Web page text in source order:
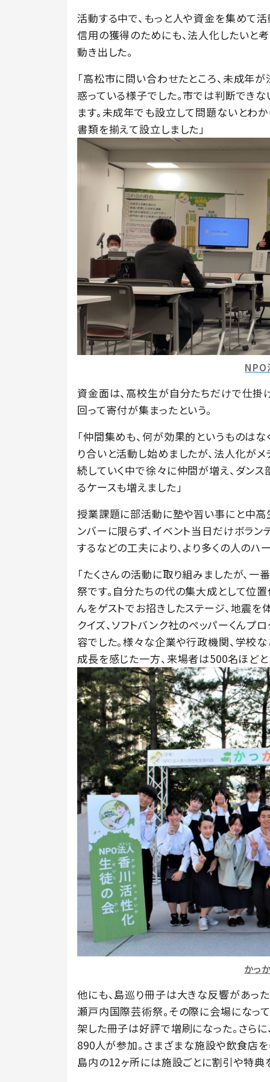
活動する中で、もっと人や資金を集めて
信用の獲得のためにも、法人化したいと
動き出した。
「高松市に問い合わせたところ、未成年
惑っている様子でした。市では判断でき
ます。未成年でも設立して問題ないとわ
書類を揃えて設立しました」
NPO
資金面は、高校生が自分たちだけで仕掛
回って寄付が集まったという。
「仲間集めも、何が効果的というものは
り合いと活動し始めましたが、法人化が
続していく中で徐々に仲間が増え、ダン
るケースも増えました」
授業課題に部活動に塾や習い事にと中高
ンバーに限らず、イベント当日だけボラ
するなどの工夫により、より多くの人のハ
「たくさんの活動に取り組みましたが、
祭です。自分たちの代の集大成として位
んをゲストでお招きしたステージ、地震
クイズ、ソフトバンク社のペッパーくんプ
容でした。様々な企業や行政機関、学校
成長を感じた一方、来場者は500名ほど
かっ
他にも、島巡り冊子は大きな反響があっ
瀬戸内国際芸術祭。その際に会場になっ
架した冊子は好評で増刷になった。さら
890人が参加。さまざまな施設や飲食店
島内の12ヶ所には施設ごとに割引や特典